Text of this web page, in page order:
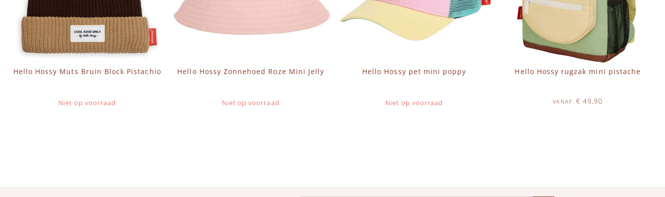
Hello Hossy Muts Bruin Block Pistachio
Niet op voorraad
Hello Hossy Zonnehoed Roze Mini Jelly
Niet op voorraad
Hello Hossy pet mini poppy
Niet op voorraad
Hello Hossy rugzak mini pistache
VANAF € 49,90